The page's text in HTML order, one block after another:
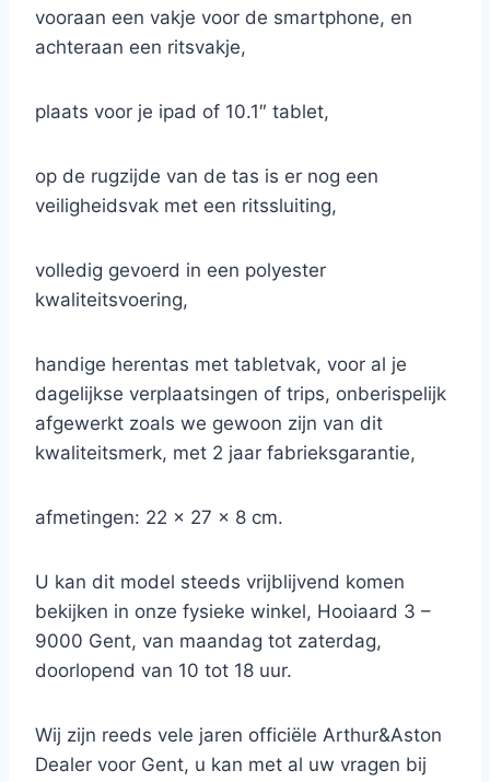
vooraan een vakje voor de smartphone, en
achteraan een ritsvakje,
plaats voor je ipad of 10.1″ tablet,
op de rugzijde van de tas is er nog een
veiligheidsvak met een ritssluiting,
volledig gevoerd in een polyester
kwaliteitsvoering,
handige herentas met tabletvak, voor al je
dagelijkse verplaatsingen of trips, onberispelijk
afgewerkt zoals we gewoon zijn van dit
kwaliteitsmerk, met 2 jaar fabrieksgarantie,
afmetingen: 22 x 27 x 8 cm.
U kan dit model steeds vrijblijvend komen
bekijken in onze fysieke winkel, Hooiaard 3 –
9000 Gent, van maandag tot zaterdag,
doorlopend van 10 tot 18 uur.
Wij zijn reeds vele jaren officiële Arthur&Aston
Dealer voor Gent, u kan met al uw vragen bij